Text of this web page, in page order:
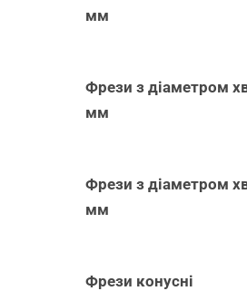
мм
Фрези з діаметром
мм
Фрези з діаметром
мм
Фрези конусні